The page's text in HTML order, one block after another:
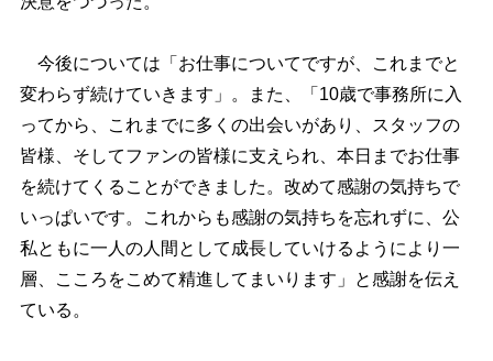
今後については「お仕事についてですが、これまでと
変わらず続けていきます」。また、「10歳で事務所に入
ってから、これまでに多くの出会いがあり、スタッフの
皆様、そしてファンの皆様に支えられ、本日までお仕事
を続けてくることができました。改めて感謝の気持ちで
いっぱいです。これからも感謝の気持ちを忘れずに、公
私ともに一人の人間として成長していけるようにより一
層、こころをこめて精進してまいります」と感謝を伝え
ている。